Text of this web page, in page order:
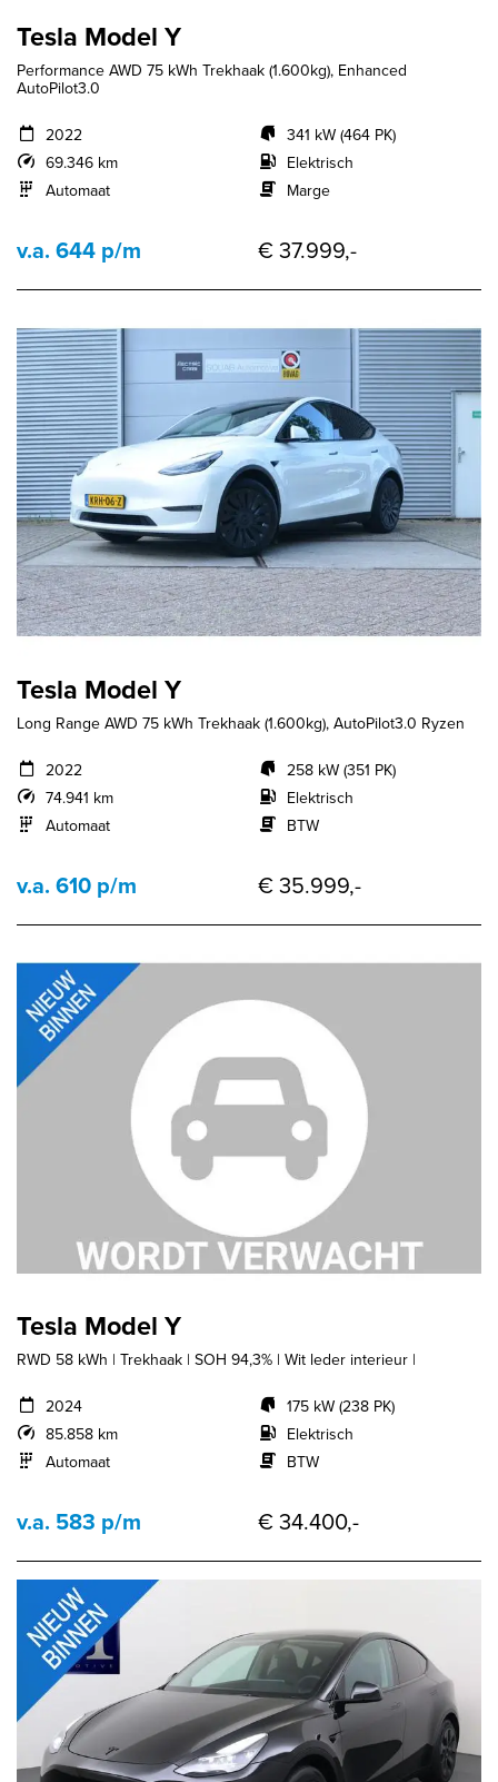
Tesla Model Y
Performance AWD 75 kWh Trekhaak (1.600kg), Enhanced
AutoPilot3.0
2022
69.346 km
Automaat
341 kW (464 PK)
Elektrisch
Marge
v.a. 644 p/m € 37.999,-
Tesla Model Y
Long Range AWD 75 kWh Trekhaak (1.600kg), AutoPilot3.0 Ryzen
2022
74.941 km
Automaat
258 kW (351 PK)
Elektrisch
BTW
v.a. 610 p/m € 35.999,-
Tesla Model Y
RWD 58 kWh | Trekhaak | SOH 94,3% | Wit leder interieur |
2024
85.858 km
Automaat
175 kW (238 PK)
Elektrisch
BTW
v.a. 583 p/m € 34.400,-